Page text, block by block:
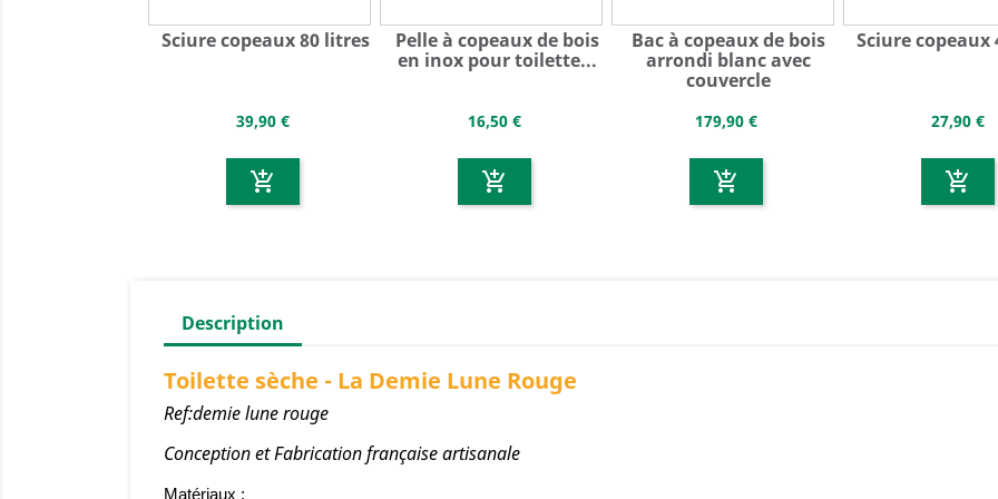
Sciure copeaux 80 litres
39,90 €
add_shopping_cart
Pelle à copeaux de bois
en inox pour toilette...
16,50 €
add_shopping_cart
Bac à copeaux de bois
arrondi blanc avec
couvercle
179,90 €
add_shopping_cart
Sciure copeaux
27,90 €
add_shopping_cart
Description
Toilette sèche - La Demie Lune Rouge
Ref:demie lune rouge
Conception et Fabrication française artisanale
Matériaux :